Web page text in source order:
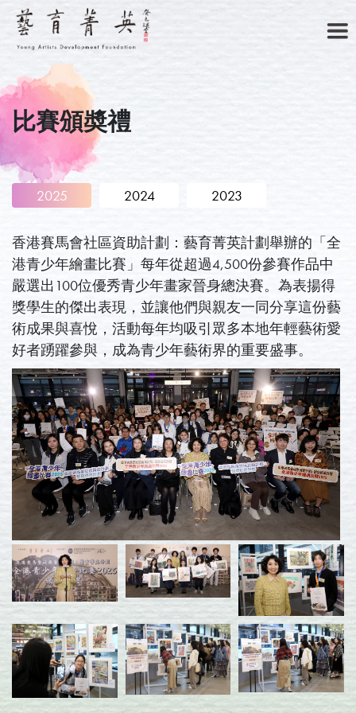
關於我們
菁英藝廊
活動花絮
捐款支持
聯絡我們
比賽頒奬禮
2025 2024 2023
香港賽馬會社區資助計劃：藝育菁英計劃舉辦的「全
港青少年繪畫比賽」每年從超過4,500份參賽作品中
嚴選出100位優秀青少年畫家晉身總決賽。為表揚得
獎學生的傑出表現，並讓他們與親友一同分享這份藝
術成果與喜悅，活動每年均吸引眾多本地年輕藝術愛
好者踴躍參與，成為青少年藝術界的重要盛事。